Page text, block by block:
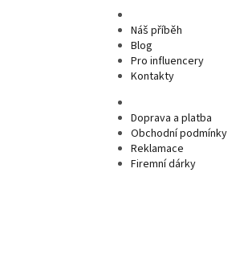
Náš příběh
Blog
Pro influencery
Kontakty
Doprava a platba
Obchodní podmínky
Reklamace
Firemní dárky